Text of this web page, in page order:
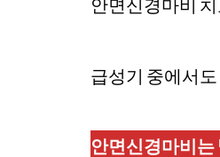
안면신경마비
급성기 중에서
안면신경마비는